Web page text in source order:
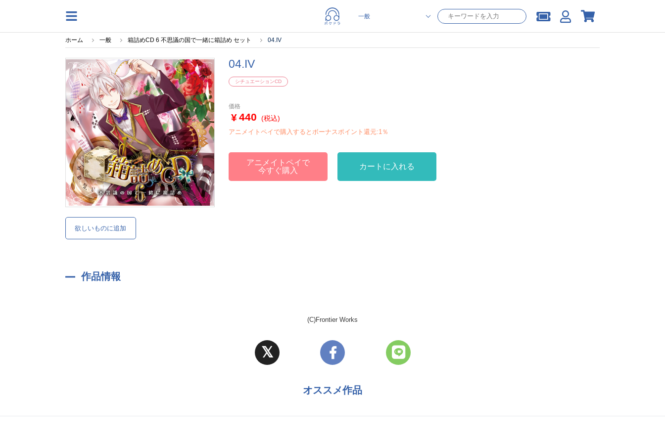
ホーム 一般 箱詰めCD 6 不思議の国で一緒に箱詰め セット 04.IV
欲しいものに追加
04.IV
シチュエーションCD
価格
440 (税込)
アニメイトペイで購入するとボーナスポイント還元:1％
アニメイトペイで
今すぐ購入
カートに入れる
作品情報
(C)Frontier Works
オススメ作品